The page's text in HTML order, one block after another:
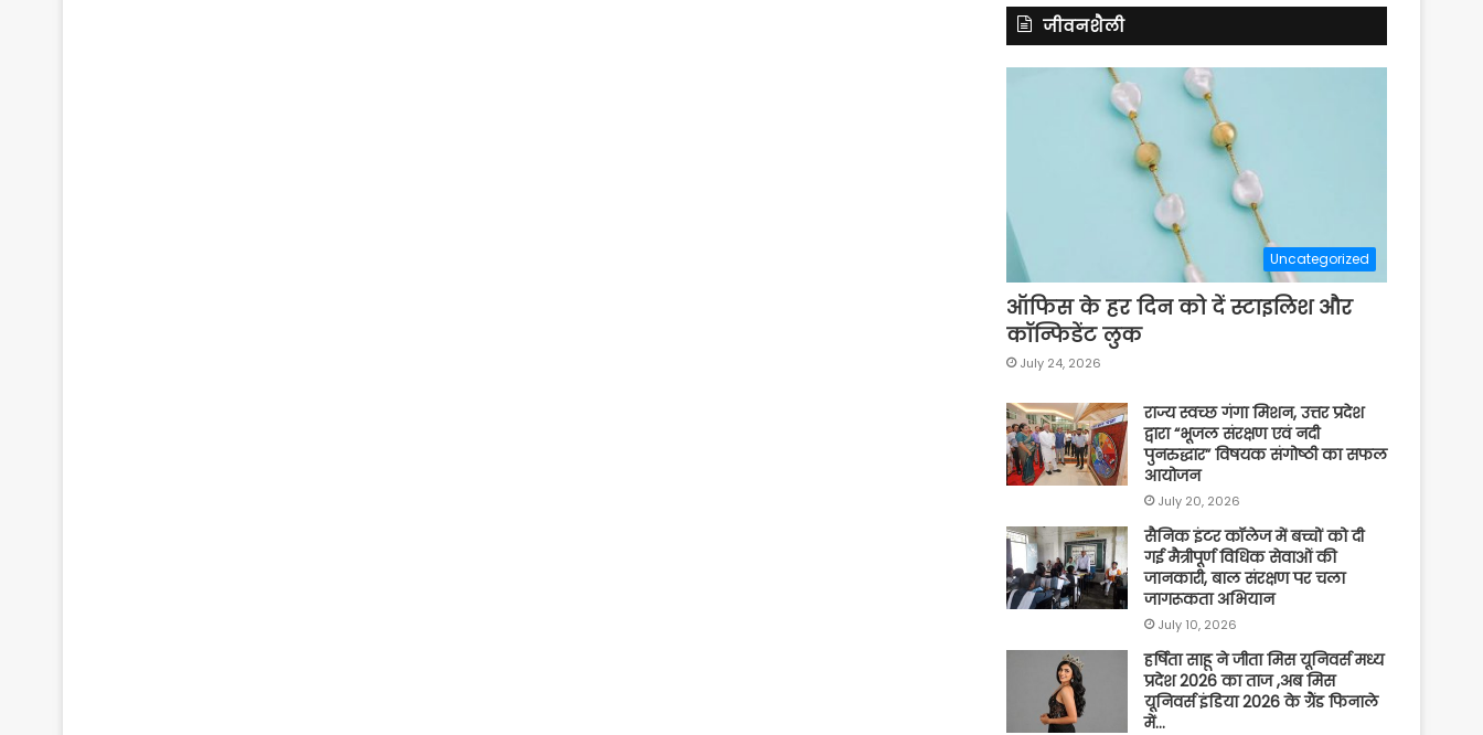
जीवनशैली
Uncategorized
ऑफिस के हर दिन को दें स्टाइलिश और
कॉन्फिडेंट लुक
July 24, 2026
राज्य स्वच्छ गंगा मिशन, उत्तर प्रदेश
द्वारा “भूजल संरक्षण एवं नदी
पुनरुद्धार” विषयक संगोष्ठी का सफल
आयोजन
July 20, 2026
सैनिक इंटर कॉलेज में बच्चों को दी
गई मैत्रीपूर्ण विधिक सेवाओं की
जानकारी, बाल संरक्षण पर चला
जागरूकता अभियान
July 10, 2026
हर्षिता साहू ने जीता मिस यूनिवर्स मध्य
प्रदेश 2026 का ताज ,अब मिस
यूनिवर्स इंडिया 2026 के ग्रैंड फिनाले
में…